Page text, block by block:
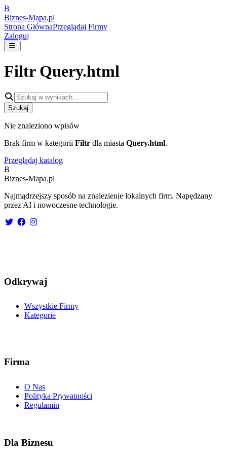
B
Biznes-Mapa.pl
Strona GłównaPrzeglądaj Firmy
Zaloguj
Filtr Query.html
Szukaj
Nie znaleziono wpisów
Brak firm w kategorii Filtr dla miasta Query.html.
Przeglądaj katalog
B
Biznes-Mapa.pl
Najmądrzejszy sposób na znalezienie lokalnych firm. Napędzany
przez AI i nowoczesne technologie.
Odkrywaj
Wszystkie Firmy
Kategorie
Firma
O Nas
Polityka Prywatności
Regulamin
Dla Biznesu